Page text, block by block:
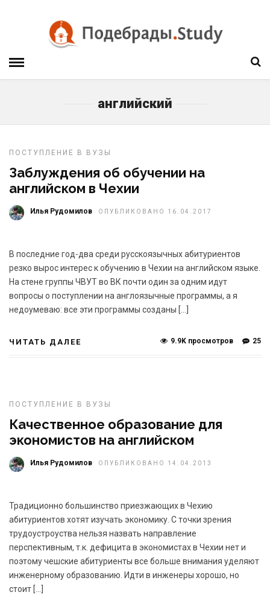
английский
ПОСТУПЛЕНИЕ В ВУЗЫ
Заблуждения об обучении на
английском в Чехии
Илья Рудомилов ОПУБЛИКОВАНО 16.04.2017
В последние год-два среди русскоязычных абитуриентов
резко вырос интерес к обучению в Чехии на английском языке.
На стене группы ЧВУТ во ВК почти один за одним идут
вопросы о поступлении на англоязычные программы, а я
недоумеваю: все эти программы созданы […]
ЧИТАТЬ ДАЛЕЕ 25
9.9K просмотров
ПОСТУПЛЕНИЕ В ВУЗЫ
Качественное образование для
экономистов на английском
Илья Рудомилов ОПУБЛИКОВАНО 14.04.2013
Традиционно большинство приезжающих в Чехию
абитуриентов хотят изучать экономику. С точки зрения
трудоустроуства нельзя назвать направление
перспективным, т.к. дефицита в экономистах в Чехии нет и
поэтому чешские абитуриенты все больше внимания уделяют
инженерному образованию. Идти в инженеры хорошо, но
стоит […]